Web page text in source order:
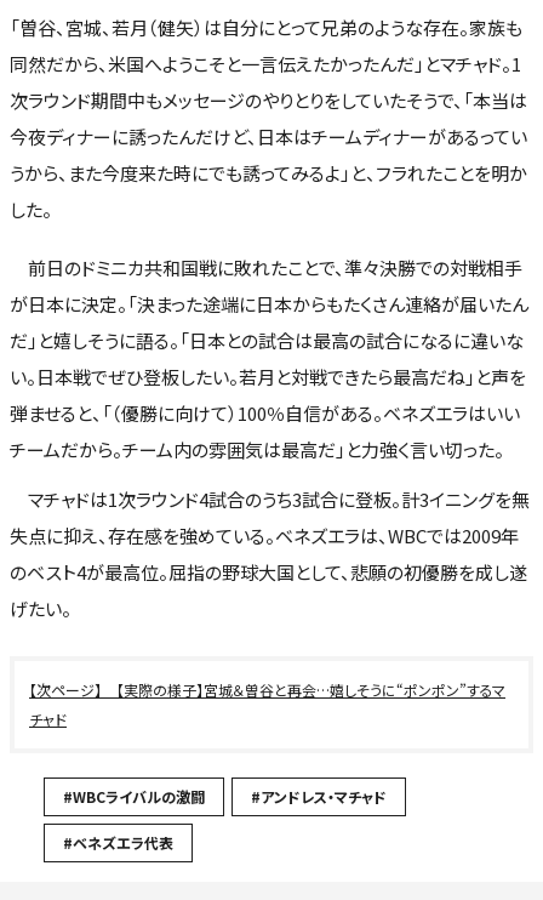
「曽谷、宮城、若月（健矢）は自分にとって兄弟のような存在。家族も
同然だから、米国へようこそと一言伝えたかったんだ」とマチャド。1
次ラウンド期間中もメッセージのやりとりをしていたそうで、「本当は
今夜ディナーに誘ったんだけど、日本はチームディナーがあるってい
うから、また今度来た時にでも誘ってみるよ」と、フラれたことを明か
した。
前日のドミニカ共和国戦に敗れたことで、準々決勝での対戦相手
が日本に決定。「決まった途端に日本からもたくさん連絡が届いたん
だ」と嬉しそうに語る。「日本との試合は最高の試合になるに違いな
い。日本戦でぜひ登板したい。若月と対戦できたら最高だね」と声を
弾ませると、「（優勝に向けて）100％自信がある。ベネズエラはいい
チームだから。チーム内の雰囲気は最高だ」と力強く言い切った。
マチャドは1次ラウンド4試合のうち3試合に登板。計3イニングを無
失点に抑え、存在感を強めている。ベネズエラは、WBCでは2009年
のベスト4が最高位。屈指の野球大国として、悲願の初優勝を成し遂
げたい。
【実際の様子】宮城＆曽谷と再会…嬉しそうに“ポンポン”するマ
チャド
#WBCライバルの激闘 #アンドレス・マチャド
#ベネズエラ代表